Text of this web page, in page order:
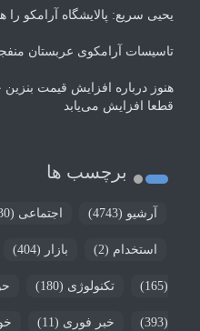
یحیی سریع: پالایشگاه آرامکو را
تاسیسات آرامکوی عربستان
هنوز درباره افزایش قیمت
قطعا افزایش می‌یابد
برچسب ها
آرشیو (4743) اجتماعی (2730)
استخدام (2) بازار (404)
(165) تکنولوژی (180)
(393) خبر فوری (11)